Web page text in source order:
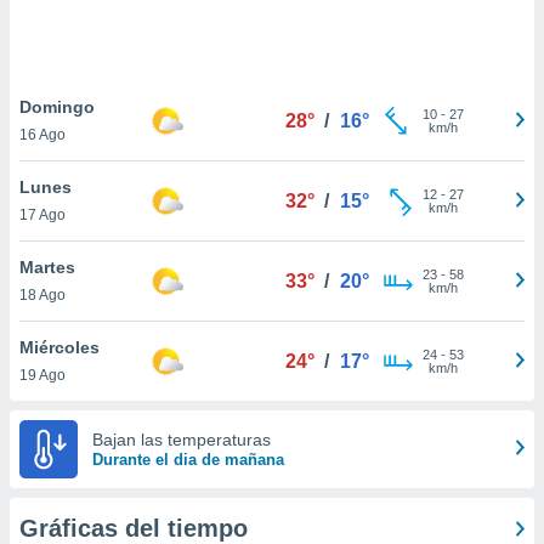
únicos
similares
como
IP
de
traten tus
en
a lo que
Para
Domingo
16 Ago
28° / 16° 10- 27
km/h
Lunes
17 Ago
32° / 15° 12- 27
km/h
Martes
18 Ago
33° / 20° 23- 58
km/h
Miércoles
19 Ago
24° / 17° 24- 53
km/h
Bajan las temperaturas
Durante el dia de mañana
Gráficas del tiempo